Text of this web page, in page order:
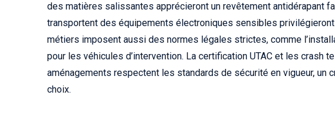
des matières salissantes apprécieront un revêtement antidérapant
transportent des équipements électroniques sensibles
métiers imposent aussi des normes légales strictes, comme
pour les véhicules d’intervention. La certification UTAC et les crash
aménagements respectent les standards de sécurité en vigueur, un
choix.